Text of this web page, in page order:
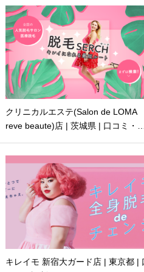
クリニカルエステ(Salon de LOMA
reve beaute)店 | 茨城県 | 口コミ・
キレイモ 新宿大ガード店 | 東京都 |